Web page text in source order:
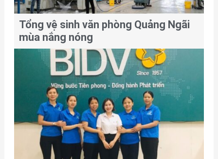
Tổng vệ sinh văn phòng Quảng Ngãi
mùa nắng nóng